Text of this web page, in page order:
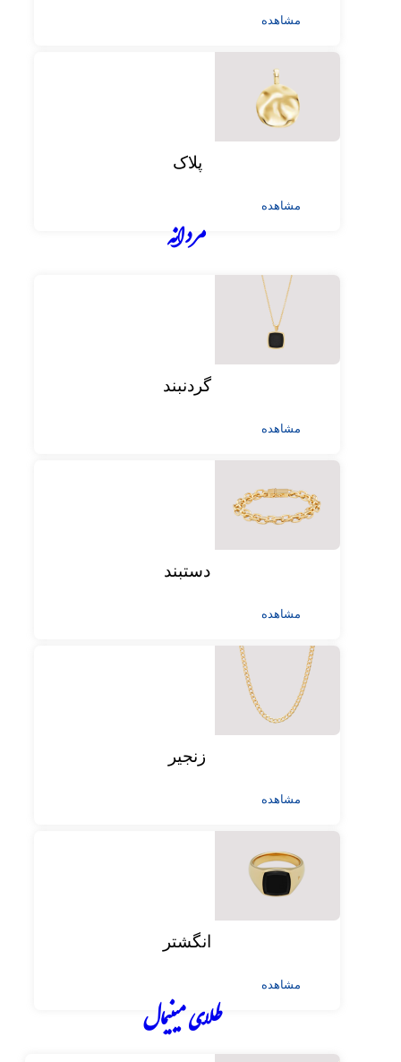
مشاهده
پلاک
مشاهده
مردانه
گردنبند
مشاهده
دستبند
مشاهده
زنجیر
مشاهده
انگشتر
مشاهده
طلای مینیمال